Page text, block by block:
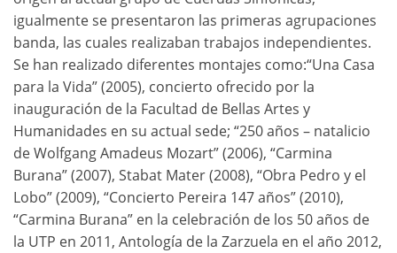
igualmente se presentaron las primeras agrupaciones
banda, las cuales realizaban trabajos independientes.
Se han realizado diferentes montajes como:“Una Casa
para la Vida” (2005), concierto ofrecido por la
inauguración de la Facultad de Bellas Artes y
Humanidades en su actual sede; “250 años – natalicio
de Wolfgang Amadeus Mozart” (2006), “Carmina
Burana” (2007), Stabat Mater (2008), “Obra Pedro y el
Lobo” (2009), “Concierto Pereira 147 años” (2010),
“Carmina Burana” en la celebración de los 50 años de
la UTP en 2011, Antología de la Zarzuela en el año 2012,